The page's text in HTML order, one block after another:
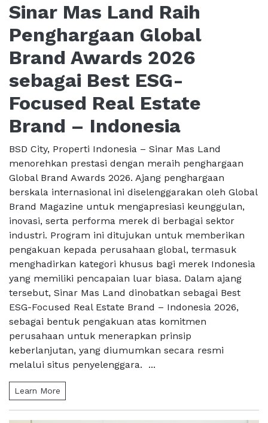
Sinar Mas Land Raih
Penghargaan Global
Brand Awards 2026
sebagai Best ESG-
Focused Real Estate
Brand – Indonesia
BSD City, Properti Indonesia – Sinar Mas Land
menorehkan prestasi dengan meraih penghargaan
Global Brand Awards 2026. Ajang penghargaan
berskala internasional ini diselenggarakan oleh Global
Brand Magazine untuk mengapresiasi keunggulan,
inovasi, serta performa merek di berbagai sektor
industri. Program ini ditujukan untuk memberikan
pengakuan kepada perusahaan global, termasuk
menghadirkan kategori khusus bagi merek Indonesia
yang memiliki pencapaian luar biasa. Dalam ajang
tersebut, Sinar Mas Land dinobatkan sebagai Best
ESG-Focused Real Estate Brand – Indonesia 2026,
sebagai bentuk pengakuan atas komitmen
perusahaan untuk menerapkan prinsip
keberlanjutan, yang diumumkan secara resmi
melalui situs penyelenggara. ...
Learn More